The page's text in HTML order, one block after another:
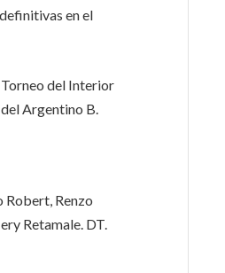
en el
del Interior
Argentino B.
Robert, Renzo
Retamale. DT.